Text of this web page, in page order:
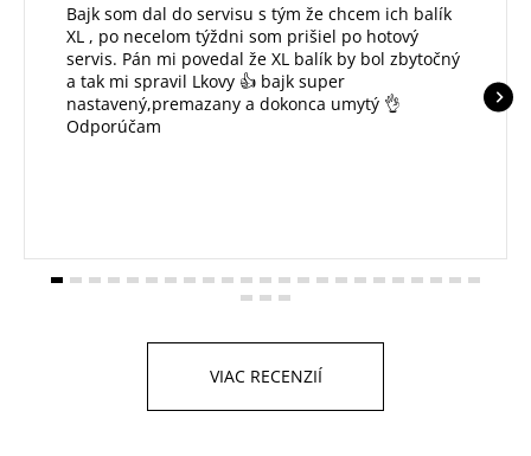
Bajk som dal do servisu s tým že chcem ich balík
XL , po necelom týždni som prišiel po hotový
servis. Pán mi povedal že XL balík by bol zbytočný
a tak mi spravil Lkovy 👍 bajk super
nastavený,premazany a dokonca umytý 👌
Odporúčam
VIAC RECENZIÍ